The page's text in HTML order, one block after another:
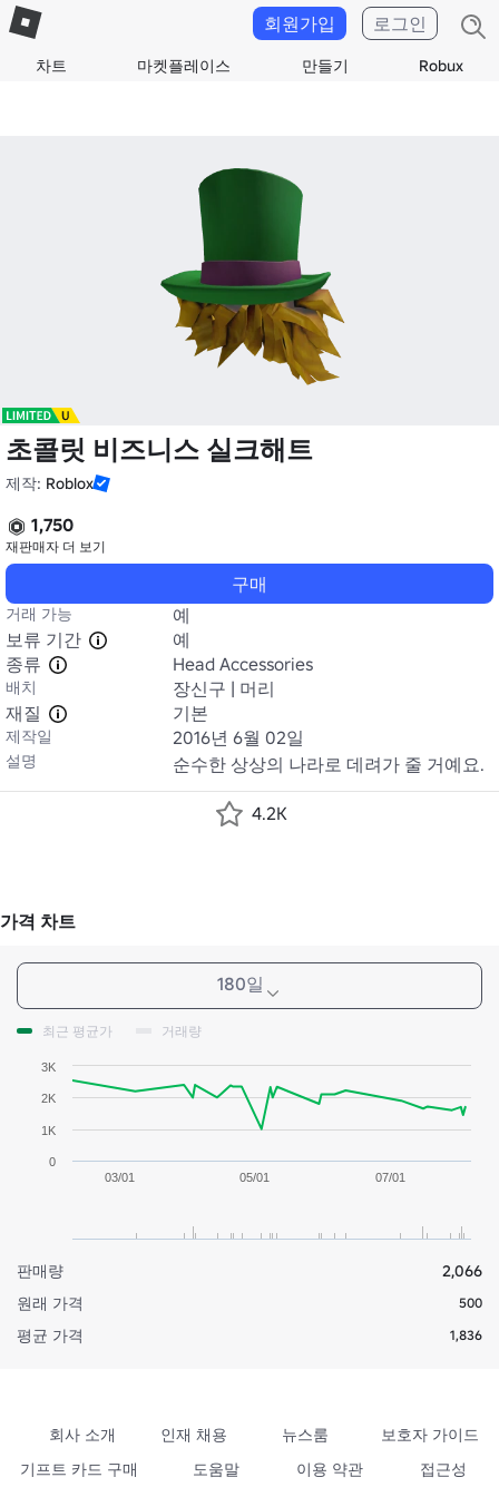
차트 마켓플레이스 만들기 Robux
회원가입 로그인
초콜릿 비즈니스 실크해트
제작: Roblox
1,750
재판매자 더 보기
구매
거래 가능
예
보류 기간
예
종류
Head Accessories
배치
장신구 | 머리
재질
기본
제작일 2016년 6월 02일
설명 순수한 상상의 나라로 데려가 줄 거예요.
4.2K
가격 차트
180일
최근 평균가 거래량
03/01 05/01 07/01
0
1K
2K
3K
판매량
2,066
원래 가격
500
평균 가격 1,836
회사 소개 인재 채용 뉴스룸
보호자 가이드
기프트 카드 구매
도움말 이용 약관
접근성